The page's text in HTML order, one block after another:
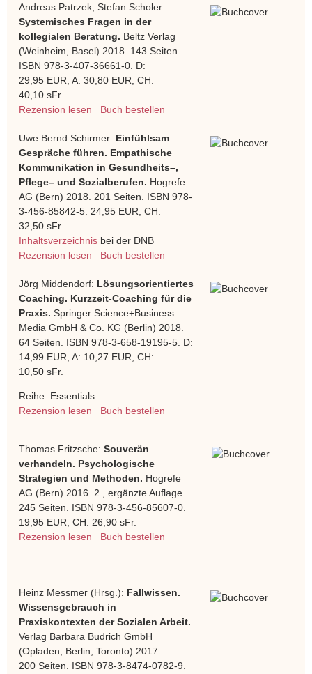
Andreas Patrzek, Stefan Scholer:
Systemisches Fragen in der
kollegialen Beratung. Beltz Verlag
(Weinheim, Basel) 2018. 143 Seiten.
ISBN 978-3-407-36661-0. D:
29,95 EUR, A: 30,80 EUR, CH:
40,10 sFr.
Rezension lesen
Buch bestellen
Uwe Bernd Schirmer: Einfühlsam
Gespräche führen. Empathische
Kommunikation in Gesundheits–,
Pflege– und Sozialberufen. Hogrefe
AG (Bern) 2018. 201 Seiten. ISBN 978-
3-456-85842-5. 24,95 EUR, CH:
32,50 sFr.
Inhaltsverzeichnis bei der DNB
Rezension lesen
Buch bestellen
Jörg Middendorf: Lösungsorientiertes
Coaching. Kurzzeit-Coaching für die
Praxis. Springer Science+Business
Media GmbH & Co. KG (Berlin) 2018.
64 Seiten. ISBN 978-3-658-19195-5. D:
14,99 EUR, A: 10,27 EUR, CH:
10,50 sFr.
Reihe: Essentials.
Rezension lesen
Buch bestellen
Thomas Fritzsche: Souverän
verhandeln. Psychologische
Strategien und Methoden. Hogrefe
AG (Bern) 2016. 2., ergänzte Auflage.
245 Seiten. ISBN 978-3-456-85607-0.
19,95 EUR, CH: 26,90 sFr.
Rezension lesen
Buch bestellen
Heinz Messmer (Hrsg.): Fallwissen.
Wissensgebrauch in
Praxiskontexten der Sozialen Arbeit.
Verlag Barbara Budrich GmbH
(Opladen, Berlin, Toronto) 2017.
200 Seiten. ISBN 978-3-8474-0782-9.